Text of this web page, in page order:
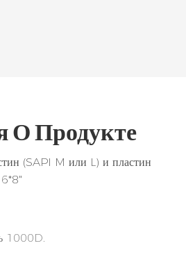
О Продукте
(SAPI M или L) и пластин
1000D.